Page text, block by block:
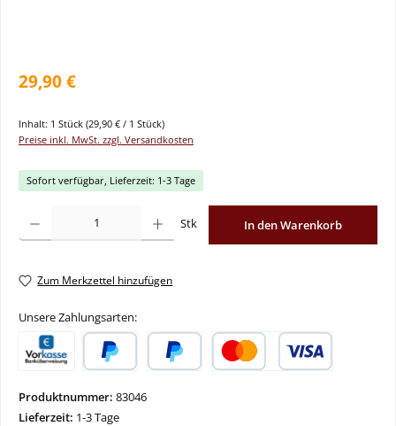
29,90 €
Inhalt: 1 Stück (29,90 € / 1 Stück)
Preise inkl. MwSt. zzgl. Versandkosten
Sofort verfügbar, Lieferzeit: 1-3 Tage
Stk In den Warenkorb
Zum Merkzettel hinzufügen
Unsere Zahlungsarten:
Produktnummer: 83046
Lieferzeit: 1-3 Tage